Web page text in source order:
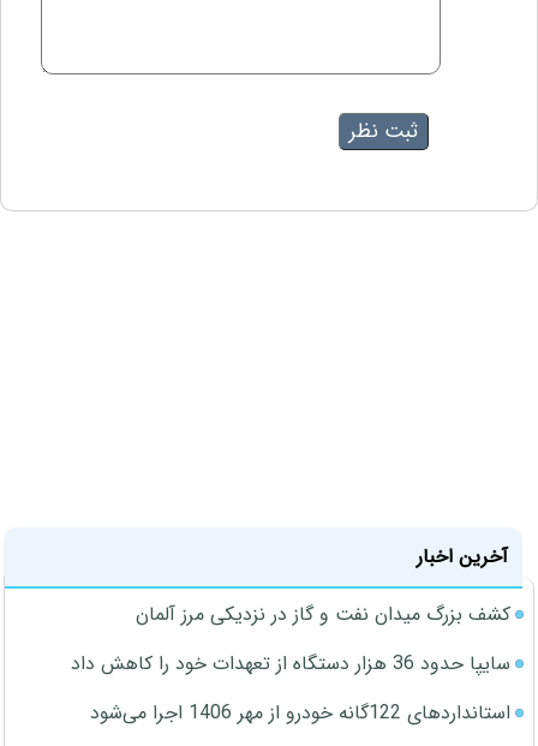
آخرین اخبار
کشف بزرگ میدان نفت و گاز در نزدیکی مرز آلمان
سایپا حدود 36 هزار دستگاه از تعهدات خود را کاهش داد
استانداردهای 122گانه خودرو از مهر 1406 اجرا می‌شود